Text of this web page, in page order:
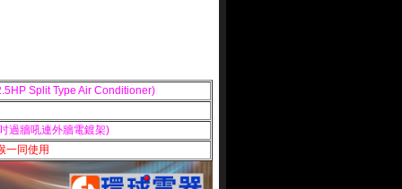
Split Type Air Conditioner)
過牆吼連外牆電鍍架)
一同使用